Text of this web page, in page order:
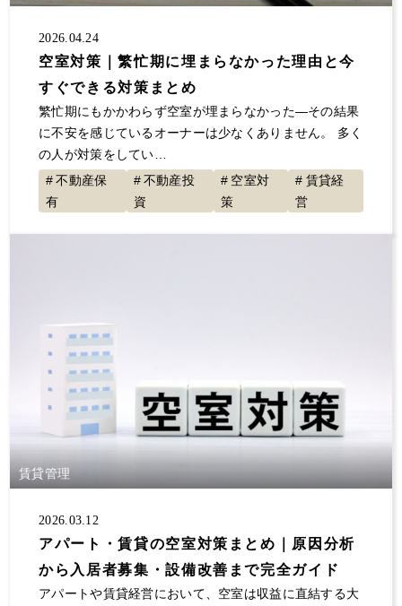
2026.04.24
空室対策｜繁忙期に埋まらなかった理由と今
すぐできる対策まとめ
繁忙期にもかかわらず空室が埋まらなかった—その結果
に不安を感じているオーナーは少なくありません。 多く
の人が対策をしてい…
不動産保
有
不動産投
資
空室対
策
賃貸経
営
賃貸管理
2026.03.12
アパート・賃貸の空室対策まとめ｜原因分析
から入居者募集・設備改善まで完全ガイド
アパートや賃貸経営において、空室は収益に直結する大